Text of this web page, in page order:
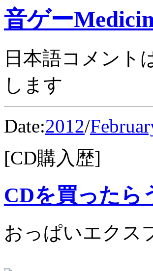
音ゲー
日本語コメント
します
Date:2012/
[CD購入歴]
CDを買ったら
おっぱいエクス